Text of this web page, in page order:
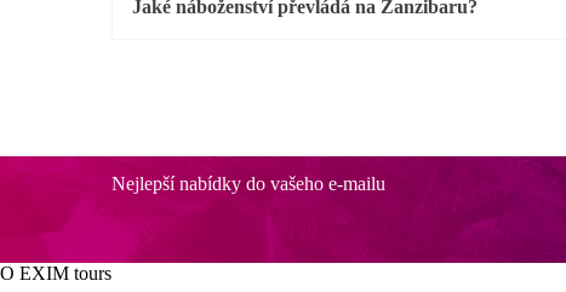
Jaké náboženství převládá na Zanzibaru?
Nejlepší nabídky do vašeho e-mailu
O EXIM tours